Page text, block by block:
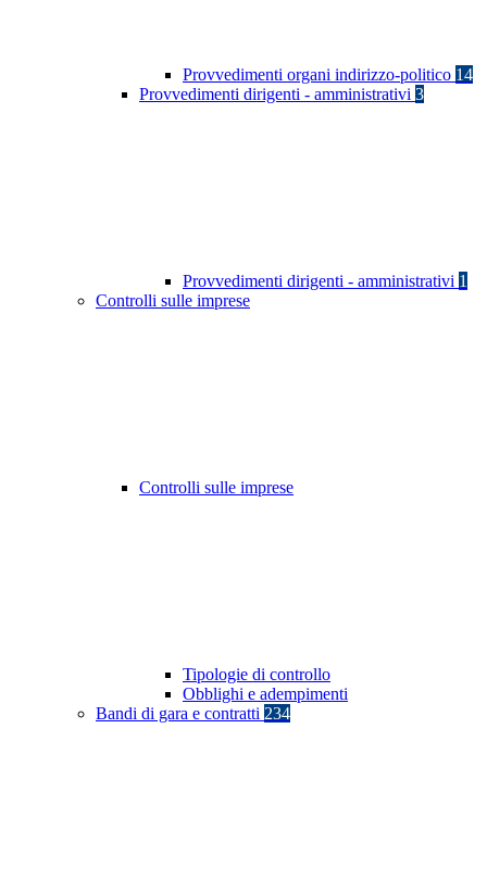
Provvedimenti organi indirizzo-politico 14
Provvedimenti dirigenti - amministrativi 3
Provvedimenti dirigenti - amministrativi 1
Controlli sulle imprese
Controlli sulle imprese
Tipologie di controllo
Obblighi e adempimenti
Bandi di gara e contratti 234